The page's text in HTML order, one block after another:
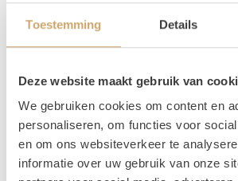
Toestemming Details
Deze website maakt gebruik van
We gebruiken cookies om content en
personaliseren, om functies voor
en om ons websiteverkeer te
informatie over uw gebruik van onze
welke mooi staat op veel banken zoals
In deze set
olijf,schapenvacht,velvet donkerblauw
Tips
Je hoeft deze kussens natuurlijk niet
gebruiken, zoals op de foto. Haal ze uit